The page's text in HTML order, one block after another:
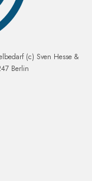
(c) Sven Hesse &
Berlin